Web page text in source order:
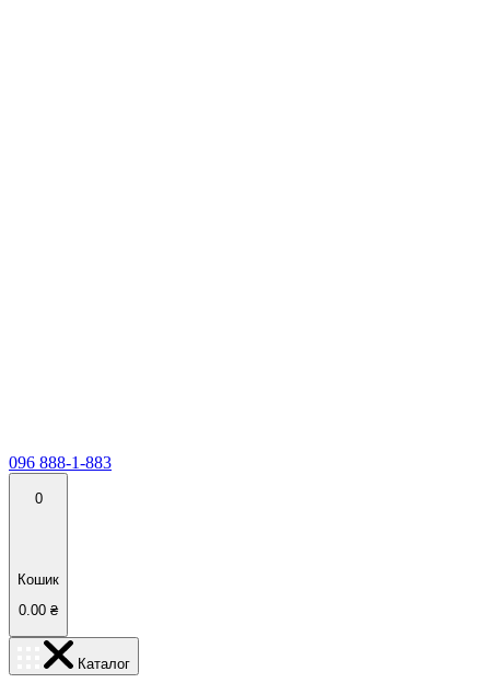
096 888-1-883
0
Кошик
0.00 ₴
Каталог